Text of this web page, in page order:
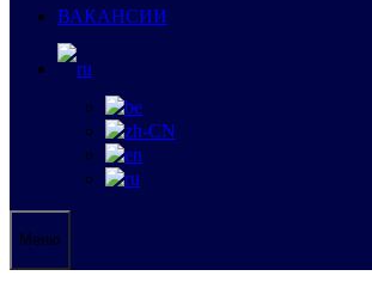
ВАКАНСИИ
Меню